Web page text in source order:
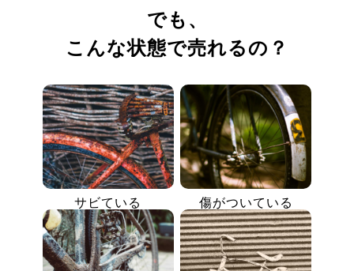
でも、
こんな状態で売れるの？
サビている 傷がついている